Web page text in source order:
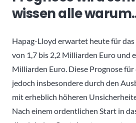
wissen alle
Hapag-Lloyd erwartet heute für
von 1,7 bis 2,2 Milliarden Euro und
Milliarden Euro. Diese Prognose
jedoch insbesondere durch den
mit erheblich höheren
Nach einem ordentlichen Start in